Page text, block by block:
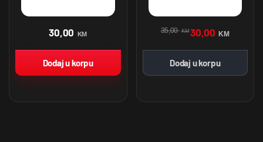
30,00 KM
Dodaj u korpu
35,00 KM 30,00 KM
Dodaj u korpu